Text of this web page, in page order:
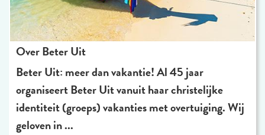
Over Beter Uit
Beter Uit: meer dan vakantie! Al 45 jaar
organiseert Beter Uit vanuit haar christelijke
identiteit (groeps) vakanties met overtuiging. Wij
geloven in ...